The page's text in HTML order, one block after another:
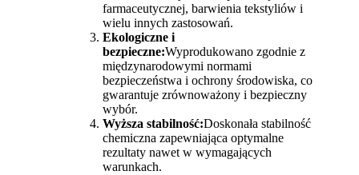
farmaceutycznej, barwienia tekstyliów i
wielu innych zastosowań.
Ekologiczne i
bezpieczne:Wyprodukowano zgodnie z
międzynarodowymi normami
bezpieczeństwa i ochrony środowiska, co
gwarantuje zrównoważony i bezpieczny
wybór.
Wyższa stabilność:Doskonała stabilność
chemiczna zapewniająca optymalne
rezultaty nawet w wymagających
warunkach.